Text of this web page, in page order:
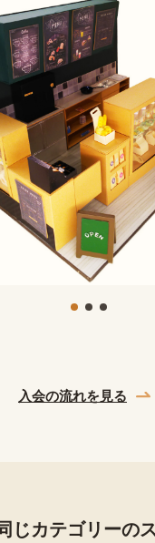
入会の流れを見る
じカテゴリーの